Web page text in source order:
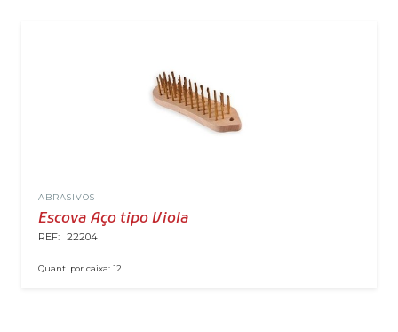
ABRASIVOS
Escova Aço tipo Viola
REF: 22204
Quant. por caixa:12